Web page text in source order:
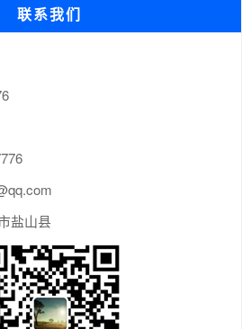
联系我们
盐山县